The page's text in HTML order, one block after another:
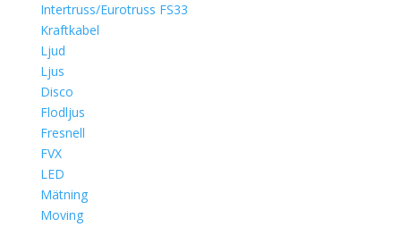
Intertruss/Eurotruss FS33
Kraftkabel
Ljud
Ljus
Disco
Flodljus
Fresnell
FVX
LED
Mätning
Moving